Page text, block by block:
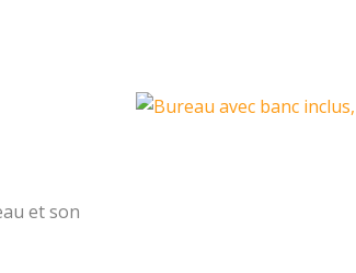
et son